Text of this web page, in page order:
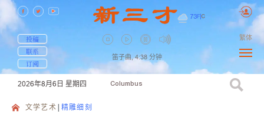
73F| C
投稿
联系
订阅
笛子曲, 4:38 分钟
繁体
2026年8月6日 星期四 Columbus
文学艺术 精雕细刻